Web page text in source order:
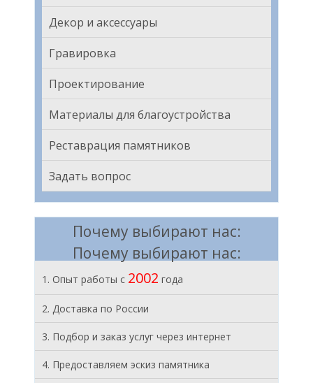
Декор и аксессуары
Гравировка
Проектирование
Материалы для благоустройства
Реставрация памятников
Задать вопрос
Почему выбирают нас:
Почему выбирают нас:
1. Опыт работы с 2002 года
2. Доставка по России
3. Подбор и заказ услуг через интернет
4. Предоставляем эскиз памятника